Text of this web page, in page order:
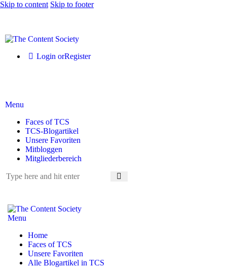
Skip to content Skip to footer
Login orRegister
Menu
Faces of TCS
TCS-Blogartikel
Unsere Favoriten
Mitbloggen
Mitgliederbereich
Menu
Home
Faces of TCS
Unsere Favoriten
Alle Blogartikel in TCS